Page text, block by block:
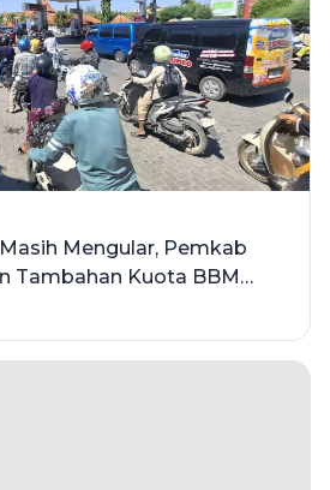
Mengular, Pemkab
Tambahan Kuota BBM